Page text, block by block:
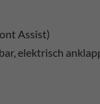
Assist)
elektrisch